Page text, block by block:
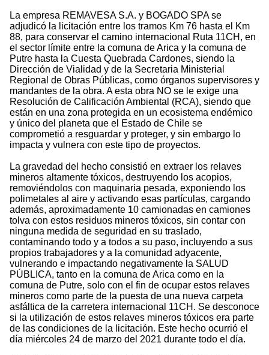
La empresa REMAVESA S.A. y BOGADO SPA se
adjudicó la licitación entre los tramos Km 76 hasta el Km
88, para conservar el camino internacional Ruta 11CH, en
el sector límite entre la comuna de Arica y la comuna de
Putre hasta la Cuesta Quebrada Cardones, siendo la
Dirección de Vialidad y de la Secretaria Ministerial
Regional de Obras Públicas, como órganos supervisores y
mandantes de la obra. A esta obra NO se le exige una
Resolución de Calificación Ambiental (RCA), siendo que
están en una zona protegida en un ecosistema endémico
y único del planeta que el Estado de Chile se
comprometió a resguardar y proteger, y sin embargo lo
impacta y vulnera con este tipo de proyectos.
La gravedad del hecho consistió en extraer los relaves
mineros altamente tóxicos, destruyendo los acopios,
removiéndolos con maquinaria pesada, exponiendo los
polimetales al aire y activando esas partículas, cargando
además, aproximadamente 10 camionadas en camiones
tolva con estos residuos mineros tóxicos, sin contar con
ninguna medida de seguridad en su traslado,
contaminando todo y a todos a su paso, incluyendo a sus
propios trabajadores y a la comunidad adyacente,
vulnerando e impactando negativamente la SALUD
PÚBLICA, tanto en la comuna de Arica como en la
comuna de Putre, solo con el fin de ocupar estos relaves
mineros como parte de la puesta de una nueva carpeta
asfáltica de la carretera internacional 11CH. Se desconoce
si la utilización de estos relaves mineros tóxicos era parte
de las condiciones de la licitación. Este hecho ocurrió el
día miércoles 24 de marzo del 2021 durante todo el día.